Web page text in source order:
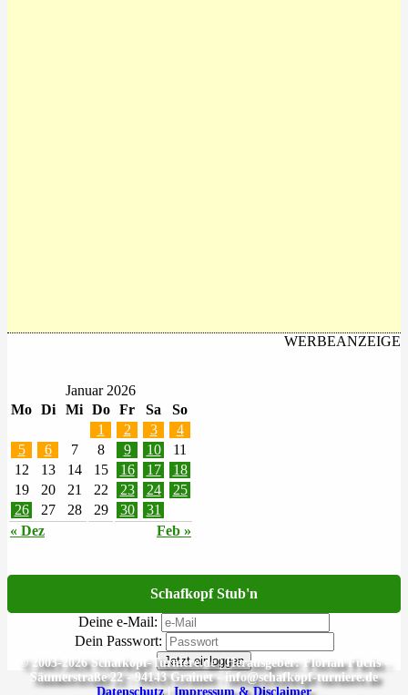
WERBEANZEIGE
Januar 2026
Mo Di Mi Do Fr Sa So
« Dez Feb »
1 2 3
4
5
6 7 8 9 10
11
12
13 14 15 16 17
18
19
20 21 22 23 24
25
26
27 28 29 30 31
Schafkopf Stub'n
Deine e-Mail:
Dein Passwort:
Jetzt einloggen
© 2003-2026 Schafkopf-Turniere.de | Herausgeber: Florian Fuchs -
Säumerstraße 22 - 94143 Grainet - info@schafkopf-turniere.de
Datenschutz| Impressum & Disclaimer